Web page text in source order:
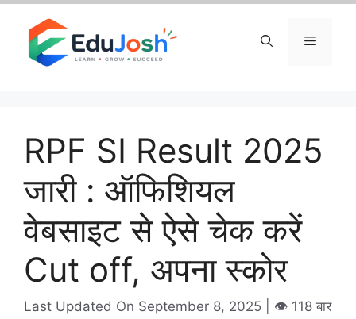
Skip
content
Menu
RPF SI Result 2025
जारी : ऑफिशियल
वेबसाइट से ऐसे चेक करें
Cut off, अपना स्कोर
Last Updated On September 8, 2025 | 👁️ 118 बार